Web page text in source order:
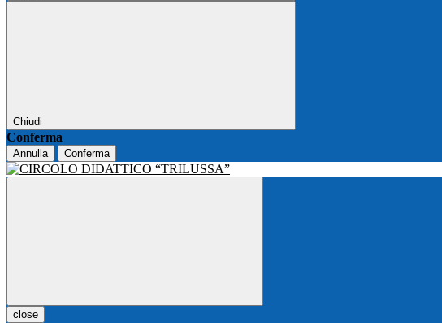
Chiudi
Conferma
Annulla Conferma
close